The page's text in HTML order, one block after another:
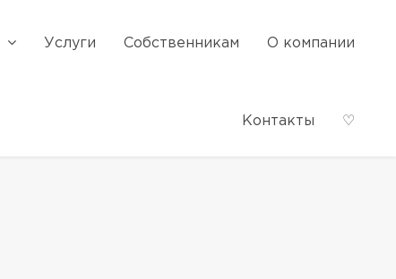
Услуги Собственникам О компании
Контакты ♡